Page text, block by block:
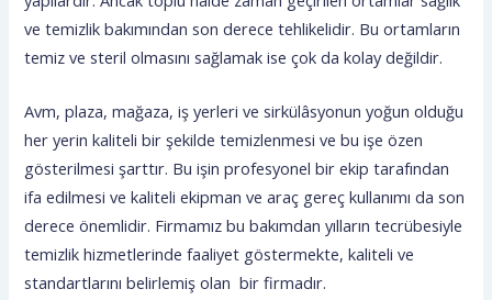
ve temizlik bakımından son derece tehlikelidir. Bu ortamların
temiz ve steril olmasını sağlamak ise çok da kolay değildir.
Avm, plaza, mağaza, iş yerleri ve sirkülâsyonun yoğun olduğu
her yerin kaliteli bir şekilde temizlenmesi ve bu işe özen
gösterilmesi şarttır. Bu işin profesyonel bir ekip tarafından
ifa edilmesi ve kaliteli ekipman ve araç gereç kullanımı da son
derece önemlidir. Firmamız bu bakımdan yılların tecrübesiyle
temizlik hizmetlerinde faaliyet göstermekte, kaliteli ve
standartlarını belirlemiş olan bir firmadır.